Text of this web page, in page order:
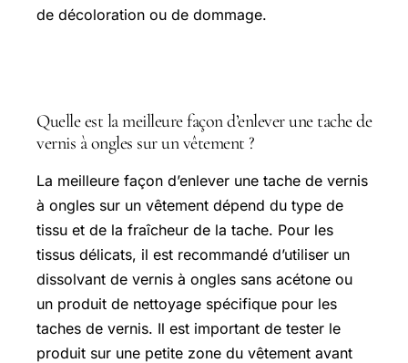
de décoloration ou de dommage.
Quelle est la meilleure façon d’enlever une tache de
vernis à ongles sur un vêtement ?
La meilleure façon d’enlever une tache de vernis
à ongles sur un vêtement dépend du type de
tissu et de la fraîcheur de la tache. Pour les
tissus délicats, il est recommandé d’utiliser un
dissolvant de vernis à ongles sans acétone ou
un produit de nettoyage spécifique pour les
taches de vernis. Il est important de tester le
produit sur une petite zone du vêtement avant